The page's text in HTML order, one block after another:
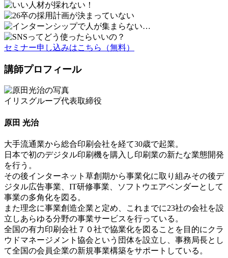
セミナー申し込みはこちら （無料）
講師プロフィール
イリスグループ代表取締役
原田 光治
大手流通業から総合印刷会社を経て30歳で起業。
日本で初のデジタル印刷機を購入し印刷業の新たな業態開発
を行う。
その後インターネット草創期から事業化に取り組みその後デ
ジタル広告事業、IT研修事業、ソフトウエアベンダーとして
事業の多角化を図る。
また理念に事業創造企業と定め、これまでに23社の会社を設
立しあらゆる分野の事業サービスを行っている。
全国の有力印刷会社７０社で協業化を図ることを目的にクラ
ウドマネージメント協会という団体を設立し、事務局長とし
て全国の会員企業の新規事業構築をサポートしている。